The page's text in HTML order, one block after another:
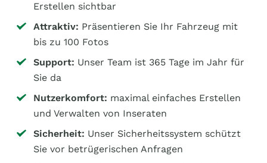
Erstellen sichtbar
Attraktiv: Präsentieren Sie Ihr Fahrzeug mit
bis zu 100 Fotos
Support: Unser Team ist 365 Tage im Jahr für
Sie da
Nutzerkomfort: maximal einfaches Erstellen
und Verwalten von Inseraten
Sicherheit: Unser Sicherheitssystem schützt
Sie vor betrügerischen Anfragen